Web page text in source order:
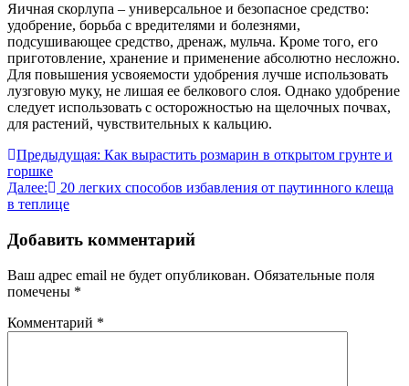
Яичная скорлупа – универсальное и безопасное средство:
удобрение, борьба с вредителями и болезнями,
подсушивающее средство, дренаж, мульча. Кроме того, его
приготовление, хранение и применение абсолютно несложно.
Для повышения усвояемости удобрения лучше использовать
лузговую муку, не лишая ее белкового слоя. Однако удобрение
следует использовать с осторожностью на щелочных почвах,
для растений, чувствительных к кальцию.
Навигация
по
записям
Предыдущая: Как вырастить розмарин в открытом грунте и
горшке
Далее:
20 легких способов избавления от паутинного клеща
в теплице
Добавить комментарий
Ваш адрес email не будет опубликован. Обязательные поля
помечены *
Комментарий *